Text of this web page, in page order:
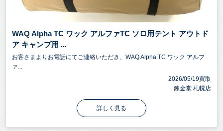
WAQ Alpha TC ワック アルファTC ソロ用テント アウトド
ア キャンプ用 ...
お客さまよりお電話にてご連絡いただき、WAQ Alpha TC ワック アルフ
ァ...
2026/05/19買取
錬金堂 札幌店
詳しく見る